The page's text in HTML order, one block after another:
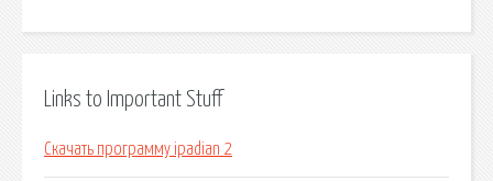
Links to Important Stuff
Скачать программу ipadian 2